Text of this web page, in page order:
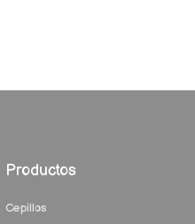
Productos
Cepillos